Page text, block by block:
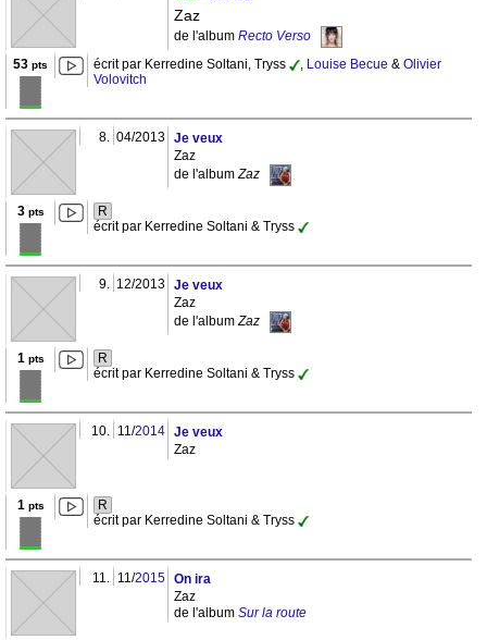
Zaz
de l'album Recto Verso
53 pts écrit par Kerredine Soltani, Tryss , Louise Becue & Olivier
Volovitch
8. 04/2013 Je veux
Zaz
de l'albumZaz
3pts
R
écrit par Kerredine Soltani & Tryss
9. 12/2013 Je veux
Zaz
de l'albumZaz
1 pts
R
écrit par Kerredine Soltani & Tryss
10. 11/2014
Je veux
Zaz
1 pts
R
écrit par Kerredine Soltani & Tryss
11. 11/2015
On ira
Zaz
de l'album Sur la route